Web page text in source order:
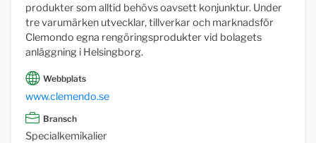
produkter som alltid behövs oavsett konjunktur. Under
tre varumärken utvecklar, tillverkar och marknadsför
Clemondo egna rengöringsprodukter vid bolagets
anläggning i Helsingborg.
Webbplats
www.clemendo.se
Bransch
Specialkemikalier